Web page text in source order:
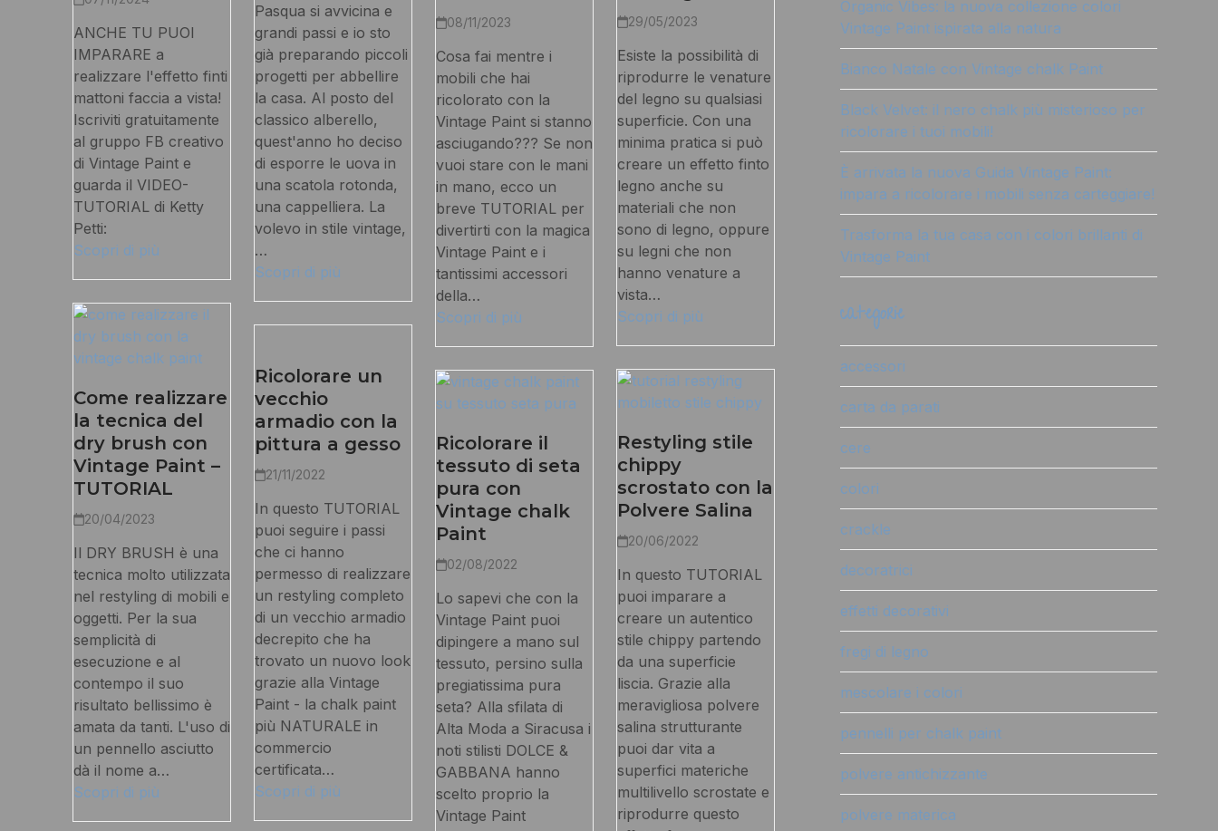
ANCHE TU PUOI
IMPARARE a
realizzare l'effetto finti
mattoni faccia a vista!
Iscriviti gratuitamente
al gruppo FB creativo
di Vintage Paint e
guarda il VIDEO-
TUTORIAL di Ketty
Petti:
Scopri di più
Pasqua si avvicina e
grandi passi e io sto
già preparando piccoli
progetti per abbellire
la casa. Al posto del
classico alberello,
quest'anno ho deciso
di esporre le uova in
una scatola rotonda,
una cappelliera. La
volevo in stile vintage,
…
Scopri di più
08/11/2023
Cosa fai mentre i
mobili che hai
ricolorato con la
Vintage Paint si stanno
asciugando??? Se non
vuoi stare con le mani
in mano, ecco un
breve TUTORIAL per
divertirti con la magica
Vintage Paint e i
tantissimi accessori
della…
Scopri di più
29/05/2023
Esiste la possibilità di
riprodurre le venature
del legno su qualsiasi
superficie. Con una
minima pratica si può
creare un effetto finto
legno anche su
materiali che non
sono di legno, oppure
su legni che non
hanno venature a
vista…
Scopri di più
Come realizzare
la tecnica del
dry brush con
Vintage Paint –
TUTORIAL
20/04/2023
Il DRY BRUSH è una
tecnica molto utilizzata
nel restyling di mobili e
oggetti. Per la sua
semplicità di
esecuzione e al
contempo il suo
risultato bellissimo è
amata da tanti. L'uso di
un pennello asciutto
dà il nome a…
Scopri di più
Ricolorare un
vecchio
armadio con la
pittura a gesso
21/11/2022
In questo TUTORIAL
puoi seguire i passi
che ci hanno
permesso di realizzare
un restyling completo
di un vecchio armadio
decrepito che ha
trovato un nuovo look
grazie alla Vintage
Paint - la chalk paint
più NATURALE in
commercio
certificata…
Scopri di più
Ricolorare il
tessuto di seta
pura con
Vintage chalk
Paint
02/08/2022
Lo sapevi che con la
Vintage Paint puoi
dipingere a mano sul
tessuto, persino sulla
pregiatissima pura
seta? Alla sfilata di
Alta Moda a Siracusa i
noti stilisti DOLCE &
GABBANA hanno
scelto proprio la
Vintage Paint
Restyling stile
chippy
scrostato con la
Polvere Salina
20/06/2022
In questo TUTORIAL
puoi imparare a
creare un autentico
stile chippy partendo
da una superficie
liscia. Grazie alla
meravigliosa polvere
salina strutturante
puoi dar vita a
superfici materiche
multilivello scrostate e
riprodurre questo
Organic Vibes: la nuova collezione colori
Vintage Paint ispirata alla natura
Bianco Natale con Vintage chalk Paint
Black Velvet: il nero chalk più misterioso per
ricolorare i tuoi mobili!
È arrivata la nuova Guida Vintage Paint:
impara a ricolorare i mobili senza carteggiare!
Trasforma la tua casa con i colori brillanti di
Vintage Paint
categorie
accessori
carta da parati
cere
colori
crackle
decoratrici
effetti decorativi
fregi di legno
mescolare i colori
pennelli per chalk paint
polvere antichizzante
polvere materica